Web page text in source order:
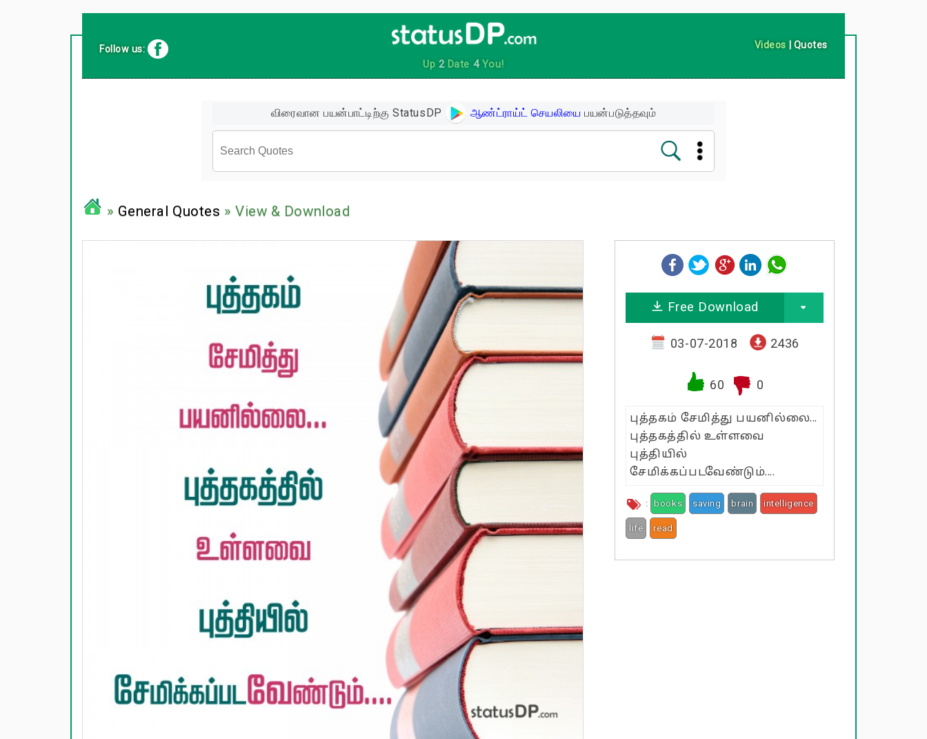
Up 2Date 4You!
Follow us: Videos | Quotes
விரைவான பயன்பாட்டிற்கு StatusDP ஆண்ட்ராய்ட் செயலியை பயன்படுத்தவும்
ஊக்கம் / உத்வேக பொன்மொழிகள்
காதல் பொன்மொழிகள்
மகிழ்ச்சி பொன்மொழிகள்
பொதுவான பொன்மொழிகள்
சிரிப்பு பொன்மொழிகள்
கடவுள் பொன்மொழிகள்
வாழ்த்து பொன்மொழிகள்
பண்டிகை வாழ்த்துக்கள்
» General Quotes » View & Download
Free Download
03-07-2018 2436
60 0
புத்தகம் சேமித்து பயனில்லை...
புத்தகத்தில் உள்ளவை
புத்தியில்
சேமிக்கப்படவேண்டும்....
: books saving brain intelligence
life read